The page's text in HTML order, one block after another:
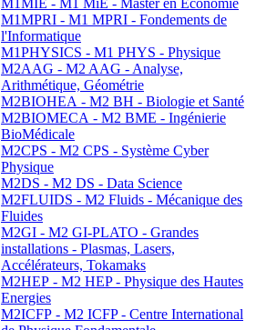
M1MIE - M1 MiE - Master en Economie
M1MPRI - M1 MPRI - Fondements de
l'Informatique
M1PHYSICS - M1 PHYS - Physique
M2AAG - M2 AAG - Analyse,
Arithmétique, Géométrie
M2BIOHEA - M2 BH - Biologie et Santé
M2BIOMECA - M2 BME - Ingénierie
BioMédicale
M2CPS - M2 CPS - Système Cyber
Physique
M2DS - M2 DS - Data Science
M2FLUIDS - M2 Fluids - Mécanique des
Fluides
M2GI - M2 GI-PLATO - Grandes
installations - Plasmas, Lasers,
Accélérateurs, Tokamaks
M2HEP - M2 HEP - Physique des Hautes
Energies
M2ICFP - M2 ICFP - Centre International